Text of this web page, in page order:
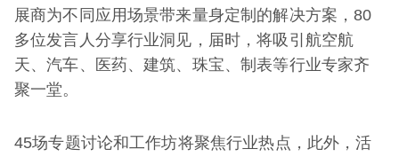
展商为不同应用场景带来量身定制的解决方案，80
多位发言人分享行业洞见，届时，将吸引航空航
天、汽车、医药、建筑、珠宝、制表等行业专家齐
聚一堂。
45场专题讨论和工作坊将聚焦行业热点，此外，活